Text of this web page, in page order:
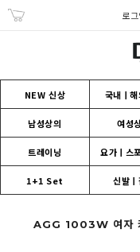
로
NEW 신상 국내ㅣ
남성상의 여성
트레이닝 요가ㅣ스
1+1 Set 신발ㅣ
AGG 1003W 여자